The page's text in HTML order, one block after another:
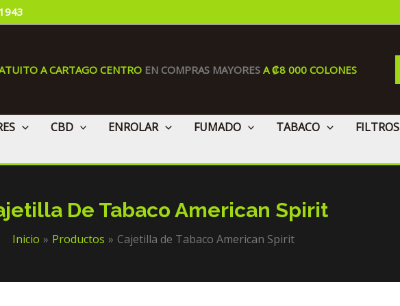
A CARTAGO CENTRO EN COMPRAS MAYORES A ₡8 000 COLONES
CBD ENROLAR FUMADO TABACO FILTROS
De Tabaco American Spirit
Inicio Productos Cajetilla de Tabaco American Spirit